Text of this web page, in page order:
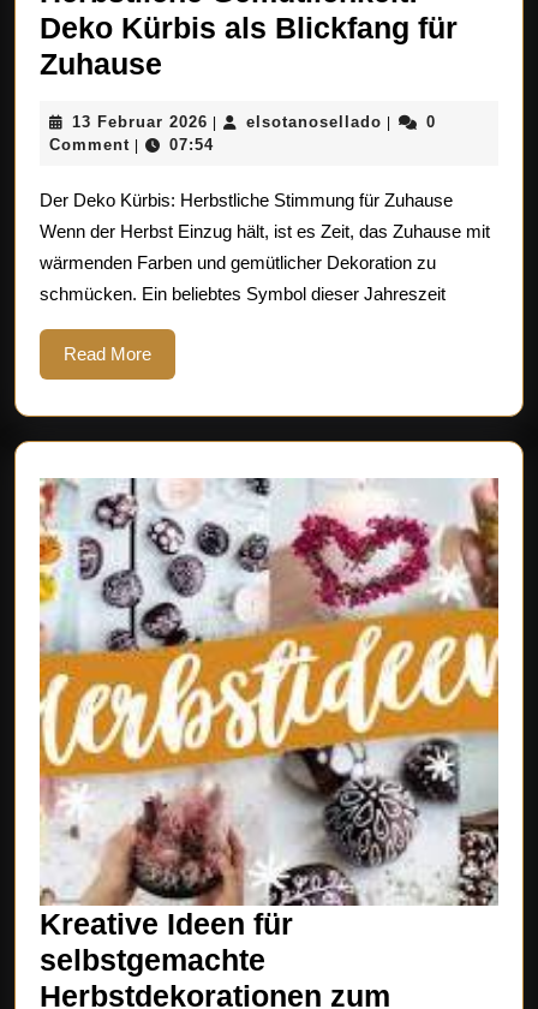
Deko Kürbis als Blickfang für
Zuhause
Deko
als
Blickfang
für
Zuhause
13 Februar 2026 13
Februar
| elsotanosellado elsotanosellado
|
0
Comment | 07:54
Der Deko Kürbis: Herbstliche Stimmung für Zuhause
Wenn der Herbst Einzug hält, ist es Zeit, das Zuhause mit
wärmenden Farben und gemütlicher Dekoration zu
schmücken. Ein beliebtes Symbol dieser Jahreszeit
Read MoreRead
More
Kreative Ideen für
selbstgemachte
Herbstdekorationen zum